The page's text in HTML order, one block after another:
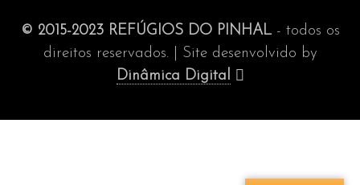
© 2015-2023 REFÚGIOS DO PINHAL- todos os
direitos reservados. | Site desenvolvido by
Dinâmica Digital